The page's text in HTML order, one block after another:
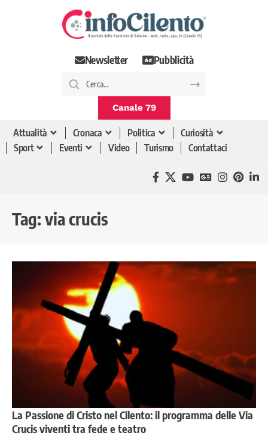
Newsletter Pubblicità
Canale 79
Attualità Cronaca Politica
Curiosità
Sport
Eventi Video Turismo Contattaci
Tag: via crucis
La Passione di Cristo nel Cilento: il programma delle Via
Crucis viventi tra fede e teatro